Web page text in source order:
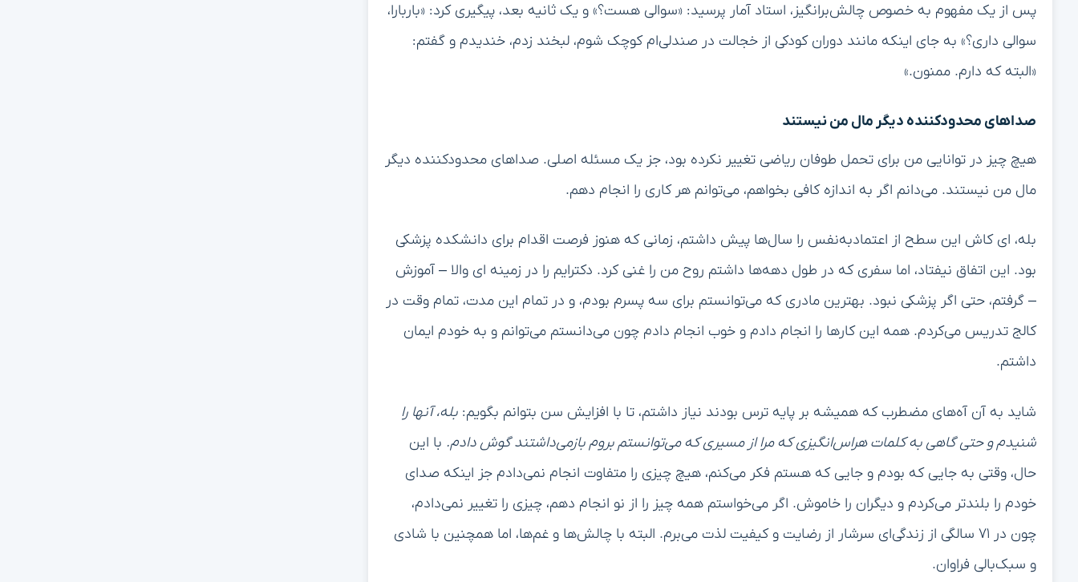
پس از یک مفهوم به خصوص چالش‌برانگیز، استاد آمار پرسید: «سوالی هست؟» و یک ثانیه بعد، پیگیری کرد: «باربارا،
سوالی داری؟» به جای اینکه مانند دوران کودکی از خجالت در صندلی‌ام کوچک شوم، لبخند زدم، خندیدم و گفتم:
«البته که دارم. ممنون.»
صداهای محدودکننده دیگر مال من نیستند
هیچ چیز در توانایی من برای تحمل طوفان ریاضی تغییر نکرده بود، جز یک مسئله اصلی. صداهای محدودکننده دیگر
مال من نیستند. می‌دانم اگر به اندازه کافی بخواهم، می‌توانم هر کاری را انجام دهم.
بله، ای کاش این سطح از اعتمادبه‌نفس را سال‌ها پیش داشتم، زمانی که هنوز فرصت اقدام برای دانشکده پزشکی
بود. این اتفاق نیفتاد، اما سفری که در طول دهه‌ها داشتم روح من را غنی کرد. دکترایم را در زمینه ای والا – آموزش
– گرفتم، حتی اگر پزشکی نبود. بهترین مادری که می‌توانستم برای سه پسرم بودم، و در تمام این مدت، تمام وقت در
کالج تدریس می‌کردم. همه این کارها را انجام دادم و خوب انجام دادم چون می‌دانستم می‌توانم و به خودم ایمان
داشتم.
شاید به آن آه‌های مضطرب که همیشه بر پایه ترس بودند نیاز داشتم، تا با افزایش سن بتوانم بگویم:بله، آنها را
شنیدم و حتی گاهی به کلمات هراس‌انگیزی که مرا از مسیری که می‌توانستم بروم بازمی‌داشتند گوش دادم. با این
حال، وقتی به جایی که بودم و جایی که هستم فکر می‌کنم، هیچ چیزی را متفاوت انجام نمی‌دادم جز اینکه صدای
خودم را بلندتر می‌کردم و دیگران را خاموش. اگر می‌خواستم همه چیز را از نو انجام دهم، چیزی را تغییر نمی‌دادم،
چون در ۷۱ سالگی از زندگی‌ای سرشار از رضایت و کیفیت لذت می‌برم. البته با چالش‌ها و غم‌ها، اما همچنین با شادی
و سبک‌بالی فراوان.